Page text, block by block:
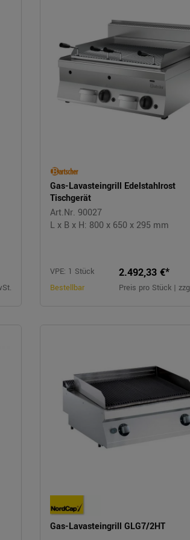
Gas-Lavasteingrill Edelstahlrost
Tischgerät
Art.Nr. 90027
L x B x H: 800 x 650 x 295 mm
VPE: 1 Stück
Bestellbar
2.492,33 €*
Preis pro Stück |
Gas-Lavasteingrill GLG7/2HT